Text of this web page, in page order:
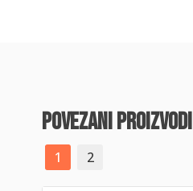
povezani proizvodi
1 2